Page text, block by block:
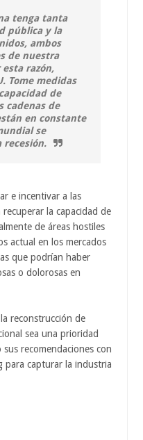
tenga tanta
pública y la
ambos
de nuestra
razón,
Tome medidas
de
cadenas de
en constante
se
recesión.
e incentivar a las
la capacidad de
de áreas hostiles
actual en los mercados
que podrían haber
o dolorosas en
reconstrucción de
sea una prioridad
recomendaciones con
para capturar la industria